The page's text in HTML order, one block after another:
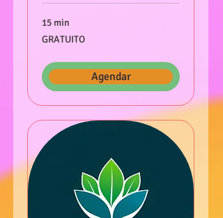
15 min
GRATUITO
GRATUITO
Agendar